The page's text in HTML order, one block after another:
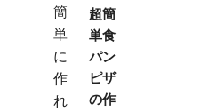
超簡
単食
パン
ピザ
の作